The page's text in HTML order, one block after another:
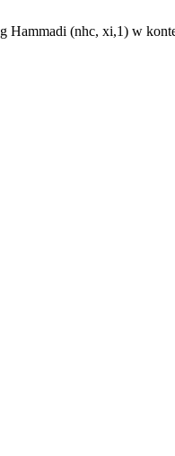
(nhc, xi,1) w